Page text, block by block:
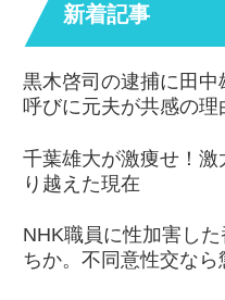
新着記事
黒木啓司の逮捕に田
呼びに元夫が共感の理
千葉雄大が激痩せ！
り越えた現在
NHK職員に性加害し
ちか。不同意性交なら